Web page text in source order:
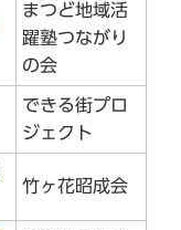
まつど地域活
躍塾つながり
の会
できる街プロ
ジェクト
竹ヶ花昭成会